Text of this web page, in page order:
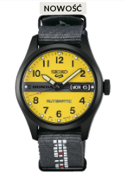
NOWOŚĆ